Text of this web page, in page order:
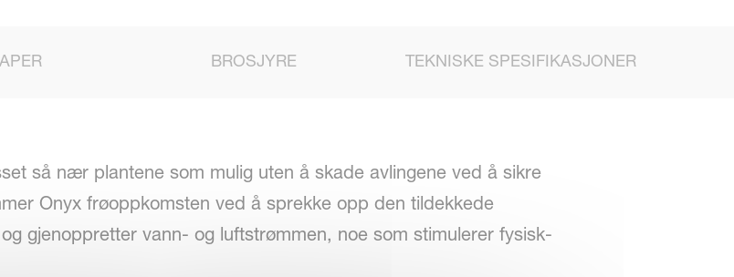
BROSJYRE TEKNISKE SPESIFIKASJONER
så nær plantene som mulig uten å skade avlingene ved å sikre
Onyx frøoppkomsten ved å sprekke opp den tildekkede
gjenoppretter vann- og luftstrømmen, noe som stimulerer fysisk-